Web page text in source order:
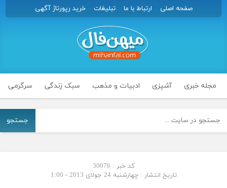
صفحه اصلی ارتباط با ما تبلیغات خرید رپورتاژ آگهی
مجله خبری آشپزی ادبیات و مذهب سبک زندگی سرگرمی
جستجو
کد خبر : 30076
تاریخ انتشار : چهارشنبه 24 جولای 2013 - 1:00